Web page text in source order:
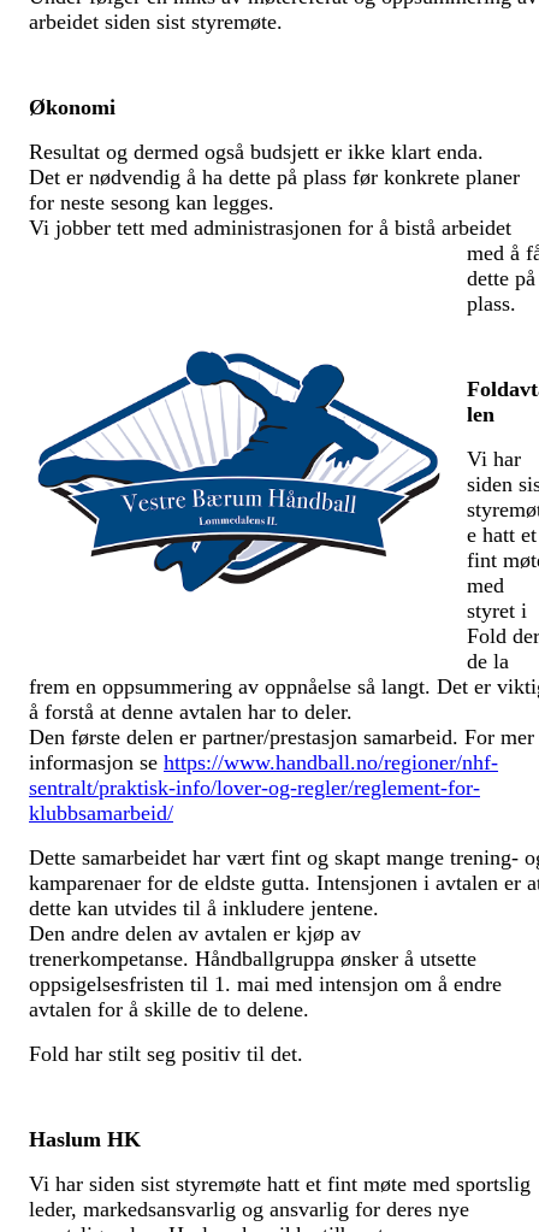
arbeidet siden sist styremøte.
Økonomi
Resultat og dermed også budsjett er ikke klart enda.
Det er nødvendig å ha dette på plass før konkrete planer
for neste sesong kan legges.
Vi jobber tett med administrasjonen for å bistå arbeidet
med å
dette på
plass.
len
Vi har
siden
e hatt et
fint
med
styret i
Fold der
de la
frem en oppsummering av oppnåelse så langt. Det er
å forstå at denne avtalen har to deler.
Den første delen er partner/prestasjon samarbeid. For mer
informasjon se https://www.handball.no/regioner/nhf-
sentralt/praktisk-info/lover-og-regler/reglement-for-
klubbsamarbeid/
Dette samarbeidet har vært fint og skapt mange trening-
kamparenaer for de eldste gutta. Intensjonen i avtalen er
dette kan utvides til å inkludere jentene.
Den andre delen av avtalen er kjøp av
trenerkompetanse. Håndballgruppa ønsker å utsette
oppsigelsesfristen til 1. mai med intensjon om å endre
avtalen for å skille de to delene.
Fold har stilt seg positiv til det.
Haslum HK
Vi har siden sist styremøte hatt et fint møte med sportslig
leder, markedsansvarlig og ansvarlig for deres nye